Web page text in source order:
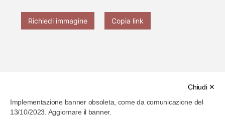
Richiedi immagine Copia link
61f26bc2286b4b00077906ff
Chiudi ✕
Implementazione banner obsoleta, come da comunicazione del
13/10/2023. Aggiornare il banner.